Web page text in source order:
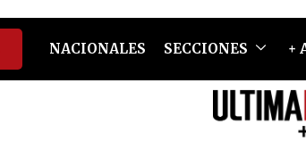
NACIONALES SECCIONES +